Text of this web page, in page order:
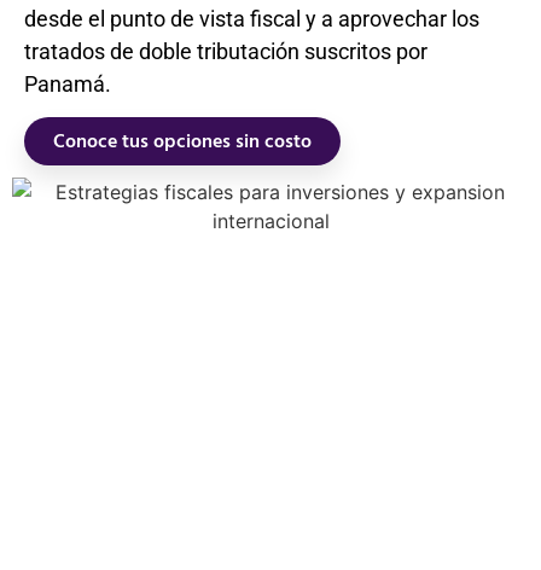
desde el punto de vista fiscal y a aprovechar los
tratados de doble tributación suscritos por
Panamá.
Conoce tus opciones sin costo